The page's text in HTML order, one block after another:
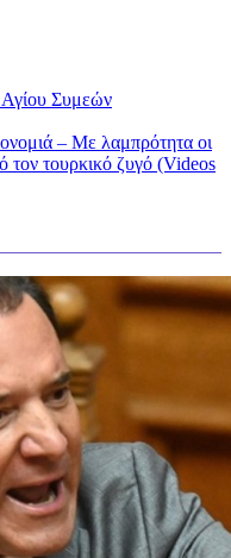
Συμεών
– Με λαμπρότητα οι
τον τουρκικό ζυγό (Videos